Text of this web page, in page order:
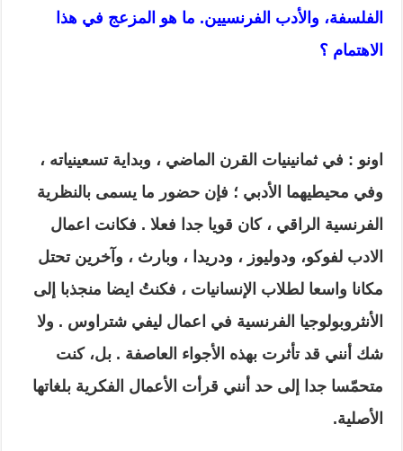
الفلسفة، والأدب الفرنسيين. ما هو المزعج في هذا
الاهتمام ؟
اونو : في ثمانينيات القرن الماضي ، وبداية تسعينياته ،
وفي محيطيهما الأدبي ؛ فإن حضور ما يسمى بالنظرية
الفرنسية الراقي ، كان قويا جدا فعلا . فكانت اعمال
الادب لفوكو، ودوليوز ، ودريدا ، وبارث ، وآخرين تحتل
مكانا واسعا لطلاب الإنسانيات ، فكنتُ ايضا منجذبا إلى
الأنثروبولوجيا الفرنسية في اعمال ليفي شتراوس . ولا
شك أنني قد تأثرت بهذه الأجواء العاصفة . بل، كنت
متحمّسا جدا إلى حد أنني قرأت الأعمال الفكرية بلغاتها
الأصلية.